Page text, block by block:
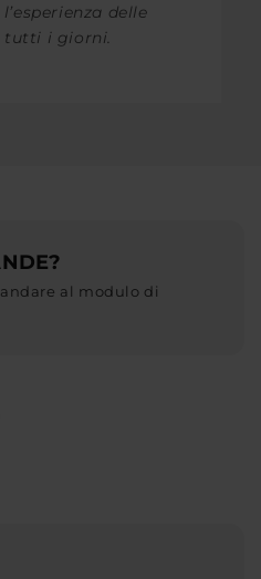
delle
tutti i giorni.
al modulo di